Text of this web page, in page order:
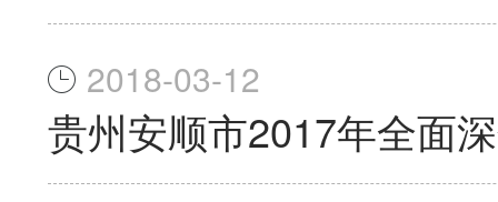
2018-03-12
贵州安顺市2017年全面